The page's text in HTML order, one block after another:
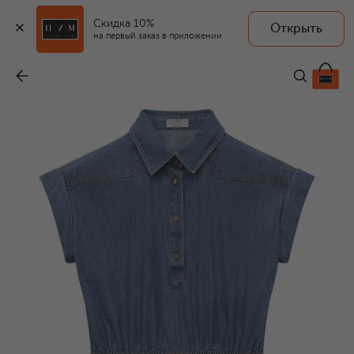
Скидка 10%
на первый заказ в приложении
Открыть
38 950 ₽